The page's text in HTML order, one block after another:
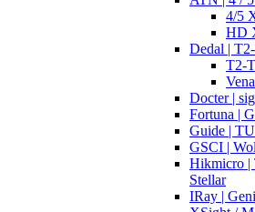
4/5
HD
Dedal |
T2-
Docter |
Fortuna |
Guide |
GSCI |
Hikmicro |
Stellar
IRay |